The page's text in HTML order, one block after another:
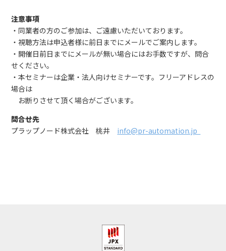
注意事項
・同業者の方のご参加は、ご遠慮いただいております。
・視聴方法は申込者様に前日までにメールでご案内します。
・開催日前日までにメールが無い場合にはお手数ですが、問合
せください。
・本セミナーは企業・法人向けセミナーです。フリーアドレスの
場合は
お断りさせて頂く場合がございます。
問合せ先
プラップノード株式会社 桃井 info@pr-automation.jp